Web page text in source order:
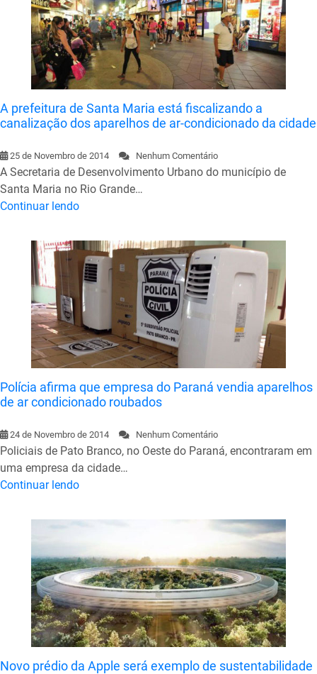
A prefeitura de Santa Maria está fiscalizando a
canalização dos aparelhos de ar-condicionado da cidade
25 de Novembro de 2014 Nenhum Comentário
A Secretaria de Desenvolvimento Urbano do município de
Santa Maria no Rio Grande…
Continuar lendo
Polícia afirma que empresa do Paraná vendia aparelhos
de ar condicionado roubados
24 de Novembro de 2014 Nenhum Comentário
Policiais de Pato Branco, no Oeste do Paraná, encontraram em
uma empresa da cidade…
Continuar lendo
Novo prédio da Apple será exemplo de sustentabilidade